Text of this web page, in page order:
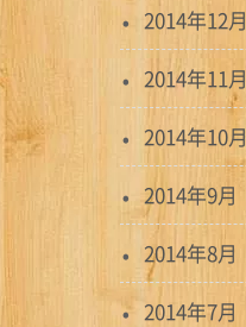
2014年12月
2014年11月
2014年10月
2014年9月
2014年8月
2014年7月